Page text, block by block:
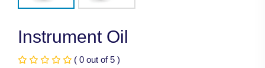
Instrument Oil
( 0 out of 5 )